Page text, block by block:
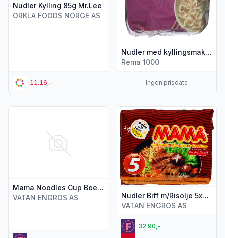
Nudler Kylling 85g Mr.Lee
ORKLA FOODS NORGE AS
11.16,-
Nudler med kyllingsmak 5x85g, 425 g
Rema 1000
Ingen prisdata
Mama Noodles Cup Beef Flavor 70g
VATAN ENGROS AS
Vis flere detaljer for produktet "Mama Noodles Cup Beef
Nudler Biff m/Risolje 5x55g Mama
VATAN ENGROS AS
32.90,-
Vis flere detaljer for